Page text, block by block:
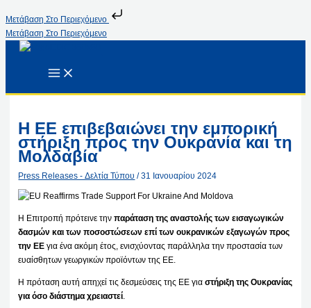
Μετάβαση Στο Περιεχόμενο
Μετάβαση Στο Περιεχόμενο
Η ΕΕ επιβεβαιώνει την εμπορική
στήριξη προς την Ουκρανία και τη
Μολδαβία
Press Releases - Δελτία Τύπου /31 Ιανουαρίου 2024
Η Επιτροπή πρότεινε τηνπαράταση της αναστολής των εισαγωγικών
δασμών και των ποσοστώσεων επί των ουκρανικών εξαγωγών προς
την ΕΕ για ένα ακόμη έτος, ενισχύοντας παράλληλα την προστασία των
ευαίσθητων γεωργικών προϊόντων της ΕΕ.
Η πρόταση αυτή απηχεί τις δεσμεύσεις της ΕΕ γιαστήριξη της Ουκρανίας
για όσο διάστημα χρειαστεί.